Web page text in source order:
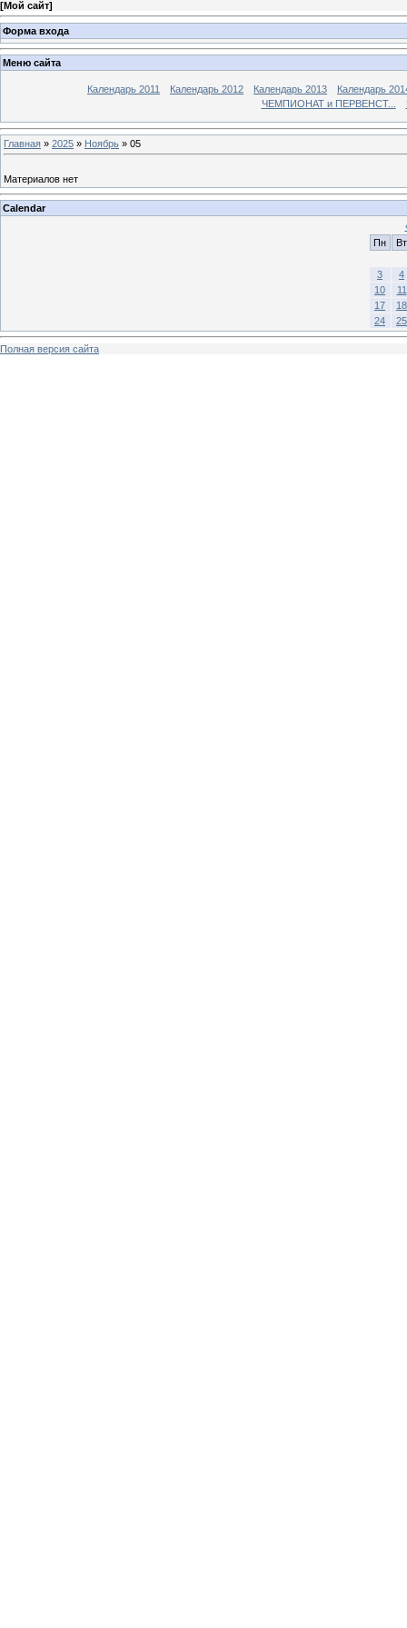
[Мой сайт]
Форма входа
Меню сайта
Календарь 2011 Календарь 2012 Календарь 2013
Календарь
ЧЕМПИОНАТ и ПЕРВЕНСТ...
Главная » 2025 » Ноябрь » 05
Материалов нет
Calendar
Пн
Вт
3
4
10
11
17
18
24
25
Полная версия сайта